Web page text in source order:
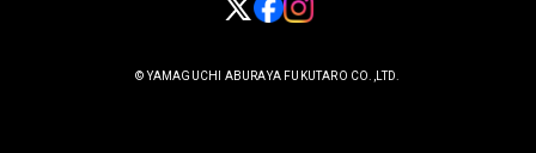
© YAMAGUCHI ABURAYA FUKUTARO CO.,LTD.